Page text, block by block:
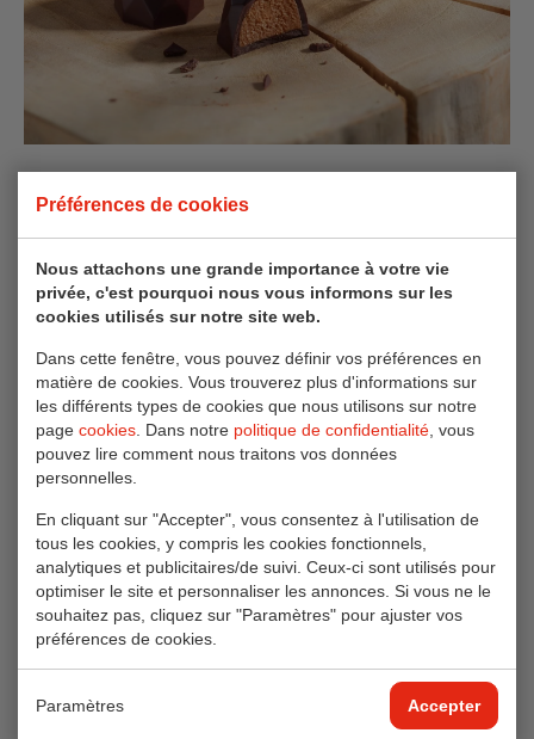
Préférences de cookies
Nous attachons une grande importance à votre vie
privée, c'est pourquoi nous vous informons sur les
cookies utilisés sur notre site web.
Dans cette fenêtre, vous pouvez définir vos préférences en
matière de cookies. Vous trouverez plus d'informations sur
les différents types de cookies que nous utilisons sur notre
page cookies . Dans notre politique de confidentialité , vous
pouvez lire comment nous traitons vos données
personnelles.
En cliquant sur "Accepter", vous consentez à l'utilisation de
tous les cookies, y compris les cookies fonctionnels,
analytiques et publicitaires/de suivi. Ceux-ci sont utilisés pour
optimiser le site et personnaliser les annonces. Si vous ne le
souhaitez pas, cliquez sur "Paramètres" pour ajuster vos
préférences de cookies.
Paramètres Accepter
La mission d'Ovidias
Le programme de durabilité d’Ovidias suit les Objectifs
de Développement Durable des Nations Unies, destinés
à mettre fin à l’extrême pauvreté, aux inégalités, à
respect de l’environnement ne se limite pas à l’attention
portée aux matières premières, au processus de
production ou aux mesures écologiques prises par nos
fournisseurs. Chaque jour, nous nous engageons à
en réduisant au minimum notre empreinte écologique.
Ovidias réduira ses émissions de CO₂ de 50 % d’ici
2030. L’année dernière, Ovidias a déjà investi dans la
durabilisation de son site de production. Ainsi, une
nouvelle centrale frigorifique utilisant exclusivement des
réfrigérants naturels a récemment été mise en service.
Tous les emballages sont 100 % recyclables : le carton,